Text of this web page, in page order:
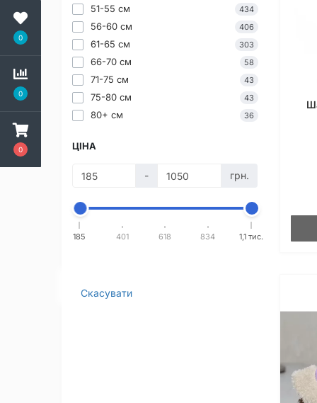
0
0
0
51-55 см 434
56-60 см 406
61-65 см 303
66-70 см 58
71-75 см 43
75-80 см 43
80+ см 36
ЦІНА
- грн.
185 401 618 834 1,1 тис.
Скасувати